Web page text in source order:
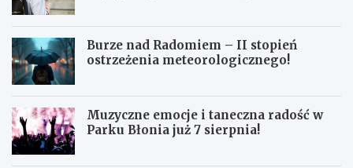
Burze nad Radomiem – II stopień
ostrzeżenia meteorologicznego!
Muzyczne emocje i taneczna radość w
Parku Błonia już 7 sierpnia!